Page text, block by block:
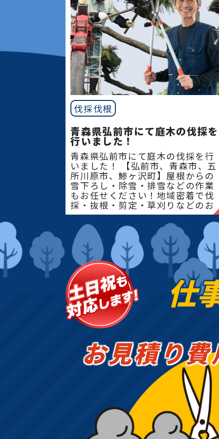
伐採伐根
青森県弘前市にて庭木の伐採を
行いました！
青森県弘前市にて庭木の伐採を行
いました！ 【弘前市、青森市、五
所川原市、鯵ヶ沢町】屋根からの
雪下ろし・除雪・排雪などの作業
もお任せください！地域密着で伐
採・抜根・剪定・草刈りなどのお
庭のこと、造園・
仕
お見積り